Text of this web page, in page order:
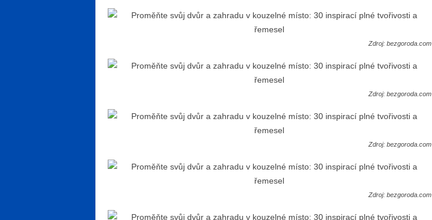
Zdroj: bezgoroda.com
Zdroj: bezgoroda.com
Zdroj: bezgoroda.com
Zdroj: bezgoroda.com